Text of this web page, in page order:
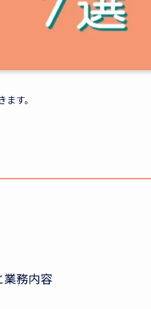
す。
業務内容